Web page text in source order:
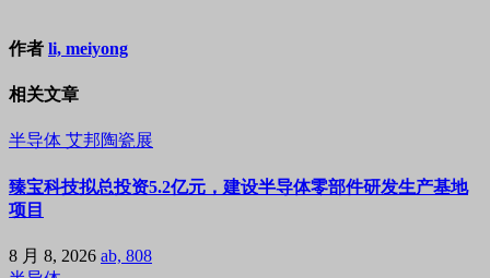
作者 li, meiyong
相关文章
半导体 艾邦陶瓷展
臻宝科技拟总投资5.2亿元，建设半导体零部件研发生产基地
项目
8 月 8, 2026 ab, 808